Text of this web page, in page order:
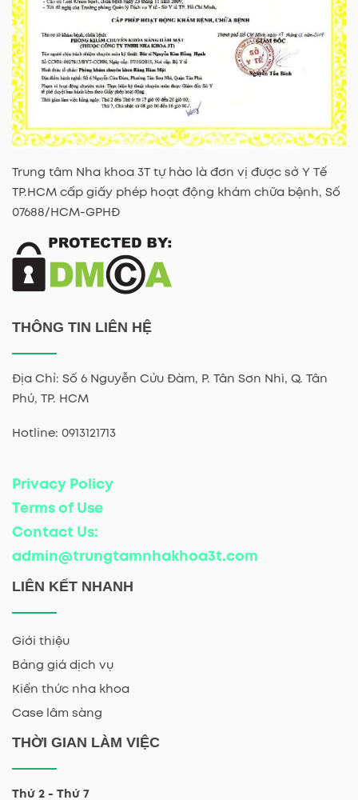
Trung tâm Nha khoa 3T tự hào là đơn vị được sở Y Tế
TP.HCM cấp giấy phép hoạt động khám chữa bệnh, Số
07688/HCM-GPHĐ
THÔNG TIN LIÊN HỆ
Địa Chỉ: Số 6 Nguyễn Cửu Đàm, P. Tân Sơn Nhì, Q. Tân
Phú, TP. HCM
Hotline: 0913121713
Privacy Policy
Terms of Use
Contact Us:
admin@trungtamnhakhoa3t.com
LIÊN KẾT NHANH
Giới thiệu
Bảng giá dịch vụ
Kiến thức nha khoa
Case lâm sàng
THỜI GIAN LÀM VIỆC
Thứ 2 - Thứ 7